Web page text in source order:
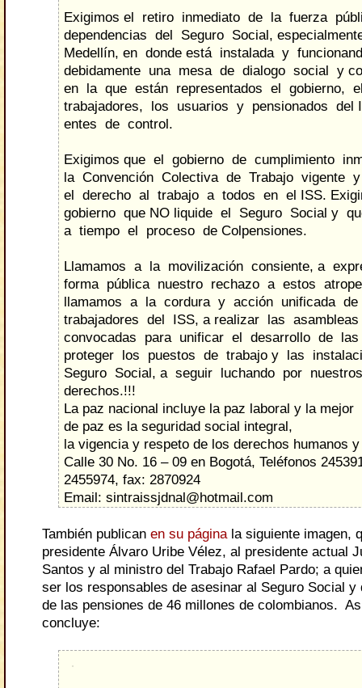
Exigimos el retiro inmediato de la fuerza
dependencias del Seguro Social,
Medellín, en donde está instalada y
debidamente una mesa de dialogo social y
en la que están representados el gobierno,
trabajadores, los usuarios y pensionados
entes de control.
Exigimos que el gobierno de cumplimiento
la Convención Colectiva de Trabajo vigente
el derecho al trabajo a todos en el ISS.
gobierno que NO liquide el Seguro Social y
a tiempo el proceso de Colpensiones.
Llamamos a la movilización consiente, a
forma pública nuestro rechazo a estos
llamamos a la cordura y acción unificada
trabajadores del ISS, a realizar las asambleas
convocadas para unificar el desarrollo de
proteger los puestos de trabajo y las
Seguro Social, a seguir luchando por
derechos.!!!
La paz nacional incluye la paz laboral y la mejor
de paz es la seguridad social integral,
la vigencia y respeto de los derechos humanos
Calle 30 No. 16 – 09 en Bogotá, Teléfonos
2455974, fax: 2870924
Email: sintraissjdnal@hotmail.com
También publican en su páginala siguiente imagen,
presidente Álvaro Uribe Vélez, al presidente actual
Santos y al ministro del Trabajo Rafael Pardo; a
ser los responsables de asesinar al Seguro Social y
de las pensiones de 46 millones de colombianos.
concluye: